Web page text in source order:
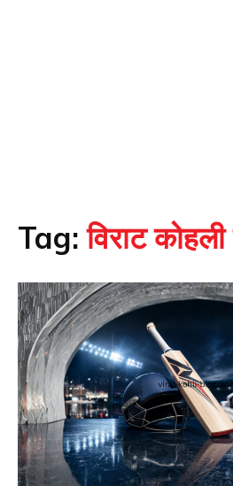
Tag:विराट कोहली